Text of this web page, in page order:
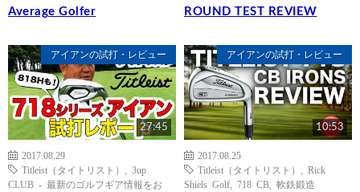
Average Golfer
ROUND TEST REVIEW
アイアンの試打・レビュー
27:45
2017.08.29
Titleist（タイトリスト）
3up
CLUB - 最新のゴルフギア情報をお
アイアンの試打・レビュー
10:53
2017.08.25
Titleist（タイトリスト）
Rick
Shiels Golf
718 CB 軟鉄鍛造